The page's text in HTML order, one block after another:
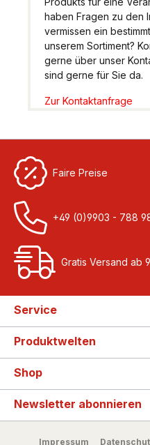
haben Fragen zu den
vermissen ein
unserem Sortiment?
gerne über unser
sind gerne für Sie da.
Zur Kontaktanfrage
Faire Preise
+49 (0)9903 - 788
Gratis Versand ab
Service
Produktwelten
Shop
Newsletter abonnieren
Impressum